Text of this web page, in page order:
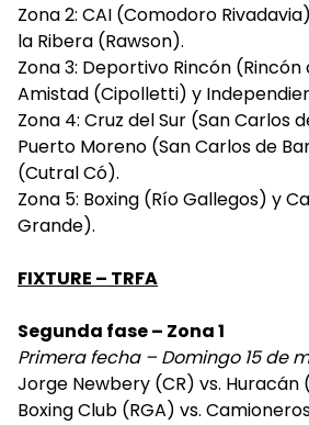
Zona 2: CAI (Comodoro
la Ribera (Rawson).
Zona 3: Deportivo Rincón (Rincón
Amistad (Cipolletti) y
Zona 4: Cruz del Sur (San Carlos
Puerto Moreno (San Carlos de
(Cutral Có).
Zona 5: Boxing (Río Gallegos) y
Grande).
FIXTURE – TRFA
Segunda fase – Zona 1
Primera fecha – Domingo 15 de
Jorge Newbery (CR) vs. Huracán
Boxing Club (RGA) vs.